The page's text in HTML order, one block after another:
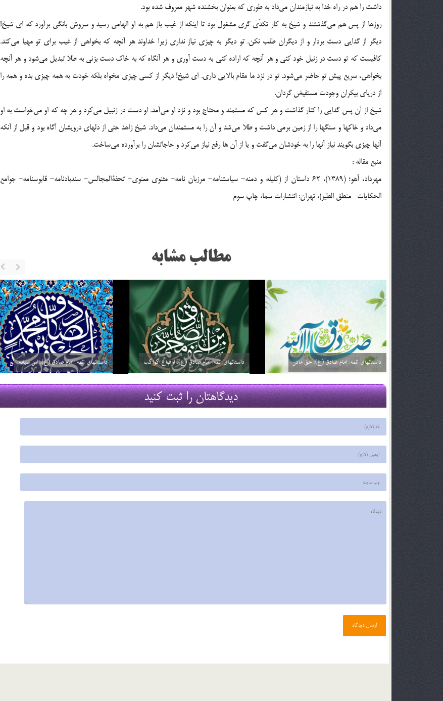
داشت را هم در راه خدا به نیازمندان می‌داد به طوری که بعنوان بخشنده شهر معروف شده بود.
روزها از پس هم می‌گذشتند و شیخ به کار تکدّی گری مشغول بود تا اینکه از غیب باز هم به او الهامی رسید و سروش بانگی برآورد که ای شیخ!
دیگر از گدایی دست بردار و از دیگران طلب نکن. تو دیگر به چیزی نیاز نداری زیرا خداوند هر آنچه که بخواهی از غیب برای تو مهیا می‌کند.
کافیست که تو دست در زنیل خود کنی و هر آنچه که اراده کنی به دست آوری و هر آنگاه که به خاک دست بزنی به طلا تبدیل می‌شود و هر آنچه
بخواهی، سریع پیش تو حاضر می‌شود. تو در نزد ما مقام بالایی داری. ای شیخ! دیگر از کسی چیزی مخواه بلکه خودت به همه چیزی بده و همه را
از دریای بیکران وجودت مستفیض گردان.
شیخ از آن پس گدایی را کنار گذاشت و هر کس که مستمند و محتاج بود و نزد او می‌آمد. او دست در زنبیل می‌کرد و هر چه که او می‌خواست به او
می‌داد و خاکها و سنگها را از زمین برمی داشت و طلا می‌شد و آن را به مستمندان می‌داد. شیخ زاهد حتی از دلهای درویشان آگاه بود و قبل از آنکه
آنها چیزی بگویند نیاز آنها را به خودشان می‌گفت و یا از آن ها رفع نیاز می‌کرد و حاجاتشان را برآورده می‌ساخت.
منبع مقاله :
مهرداد، آهو؛ (1389)، 62 داستان از (کلیله و دمنه- سیاستنامه- مرزبان نامه- مثنوی معنوی- تحفةالمجالس- سندبادنامه- قابوسنامه- جوامع
الحکایات- منطق الطیر)، تهران: انتشارات سما، چاپ سوم
مطالب مشابه
داستانهای ائمه: امام صادق (ع): خیارفروش
29 اسفند 03
داستان های ائمه: امام صادق (ع): گره گشائی
29 اسفند 03
داستانهای ائمه: امام صادق (ع): توحید مفضل
21 مرداد 03
دیدگاهتان را ثبت کنید